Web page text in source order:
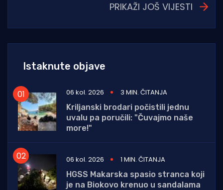
PRIKAŽI JOŠ VIJESTI
Istaknute objave
06 kol. 2026
3 MIN. ČITANJA
Kriljanski brodari počistili jednu
uvalu pa poručili: "Čuvajmo naše
more!"
06 kol. 2026
1 MIN. ČITANJA
HGSS Makarska spasio stranca koji
je na Biokovo krenuo u sandalama